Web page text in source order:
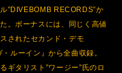
”DIVEBOMB RECORDS”か
。ボーナスには、同じく高値
されたセカンド・デモ
ルーイン』から全曲収録。
ギタリスト”ワージー”氏のロ